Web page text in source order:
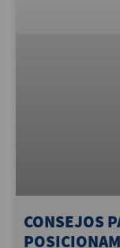
CONSEJOS